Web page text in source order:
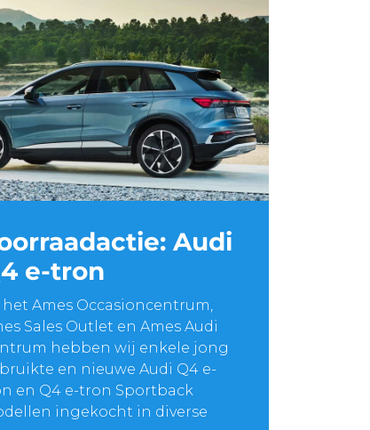
Audi
e-tron
het Ames Occasioncentrum,
Sales Outlet en Ames Audi
hebben wij enkele jong
en nieuwe Audi Q4 e-
en Q4 e-tron Sportback
ingekocht in diverse